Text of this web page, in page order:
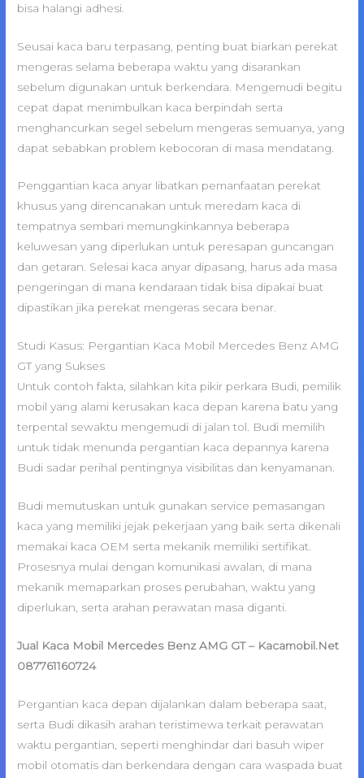
bisa halangi adhesi.
Seusai kaca baru terpasang, penting buat biarkan perekat
mengeras selama beberapa waktu yang disarankan
sebelum digunakan untuk berkendara. Mengemudi begitu
cepat dapat menimbulkan kaca berpindah serta
menghancurkan segel sebelum mengeras semuanya, yang
dapat sebabkan problem kebocoran di masa mendatang.
Penggantian kaca anyar libatkan pemanfaatan perekat
khusus yang direncanakan untuk meredam kaca di
tempatnya sembari memungkinkannya beberapa
keluwesan yang diperlukan untuk peresapan guncangan
dan getaran. Selesai kaca anyar dipasang, harus ada masa
pengeringan di mana kendaraan tidak bisa dipakai buat
dipastikan jika perekat mengeras secara benar.
Studi Kasus: Pergantian Kaca Mobil Mercedes Benz AMG
GT yang Sukses
Untuk contoh fakta, silahkan kita pikir perkara Budi, pemilik
mobil yang alami kerusakan kaca depan karena batu yang
terpental sewaktu mengemudi di jalan tol. Budi memilih
untuk tidak menunda pergantian kaca depannya karena
Budi sadar perihal pentingnya visibilitas dan kenyamanan.
Budi memutuskan untuk gunakan service pemasangan
kaca yang memiliki jejak pekerjaan yang baik serta dikenali
memakai kaca OEM serta mekanik memiliki sertifikat.
Prosesnya mulai dengan komunikasi awalan, di mana
mekanik memaparkan proses perubahan, waktu yang
diperlukan, serta arahan perawatan masa diganti.
Jual Kaca Mobil Mercedes Benz AMG GT – Kacamobil.Net
087761160724
Pergantian kaca depan dijalankan dalam beberapa saat,
serta Budi dikasih arahan teristimewa terkait perawatan
waktu pergantian, seperti menghindar dari basuh wiper
mobil otomatis dan berkendara dengan cara waspada buat